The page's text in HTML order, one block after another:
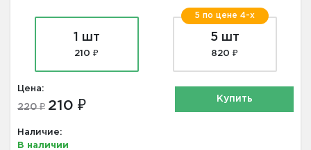
1 шт
210 ₽
5 по цене 4-х
5 шт
820 ₽
Цена:
220 ₽ 210 ₽
Наличие:
В наличии
Купить